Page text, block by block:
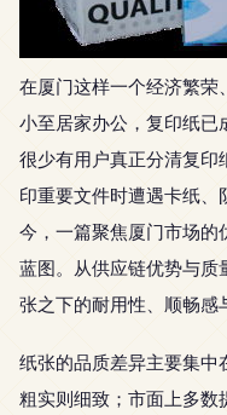
在厦门这样一个经济繁荣
小至居家办公，复印纸已
很少有用户真正分清复
印重要文件时遭遇卡纸
今，一篇聚焦厦门市场的
蓝图。从供应链优势与
张之下的耐用性、顺畅感
纸张的品质差异主要集中
粗实则细致；市面上多数